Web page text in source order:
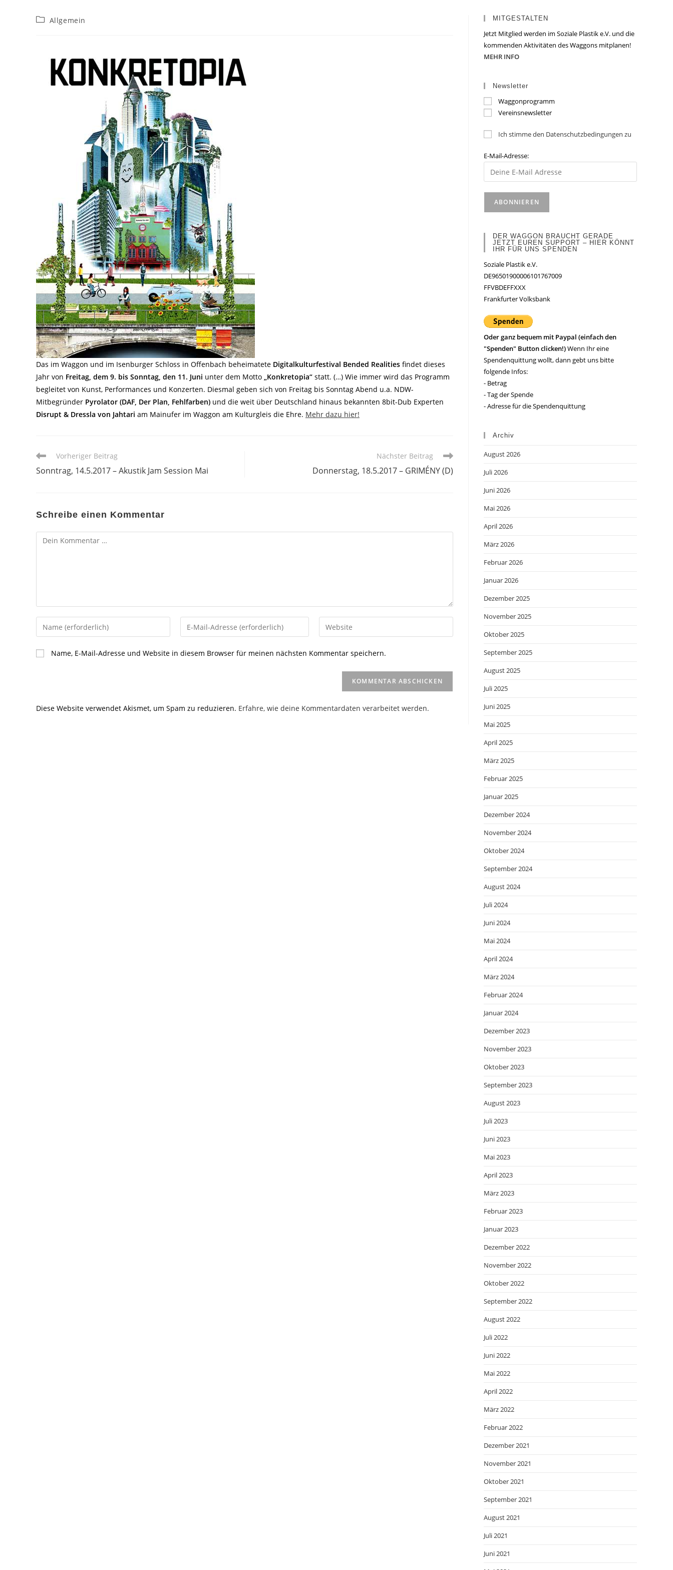
Beitrags-
Allgemein
Das im Waggon und im Isenburger Schloss in Offenbach beheimatete Digitalkulturfestival Bended Realities findet dieses
Jahr von Freitag, dem 9. bis Sonntag, den 11. Juni unter dem Motto „Konkretopia“ statt. (…) Wie immer wird das Programm
begleitet von Kunst, Performances und Konzerten. Diesmal geben sich von Freitag bis Sonntag Abend u.a. NDW-
Mitbegründer Pyrolator (DAF, Der Plan, Fehlfarben) und die weit über Deutschland hinaus bekannten 8bit-Dub Experten
Disrupt & Dressla von Jahtari am Mainufer im Waggon am Kulturgleis die Ehre. Mehr dazu hier!
Weitere
ansehen
Vorheriger Beitrag
Sonntrag, 14.5.2017 – Akustik Jam Session Mai
Nächster Beitrag
Donnerstag, 18.5.2017 – GRIMÉNY (D)
Schreibe einen Kommentar
Kommentar
Gib
deinen
Namen
oder
ein
Gib
deine
ein
Gib
deine
Name, E-Mail-Adresse und Website in diesem Browser für meinen nächsten Kommentar speichern.
Diese Website verwendet Akismet, um Spam zu reduzieren. Erfahre, wie deine Kommentardaten verarbeitet werden.
MITGESTALTEN
Jetzt Mitglied werden im Soziale Plastik e.V. und die
kommenden Aktivitäten des Waggons mitplanen!
MEHR INFO
Newsletter
Waggonprogramm
Vereinsnewsletter
Ich stimme den Datenschutzbedingungen zu
E-Mail-Adresse:
DER WAGGON BRAUCHT GERADE
JETZT EUREN SUPPORT – HIER KÖNNT
IHR FÜR UNS SPENDEN
Soziale Plastik e.V.
DE96501900006101767009
FFVBDEFFXXX
Frankfurter Volksbank
Oder ganz bequem mit Paypal (einfach den
"Spenden" Button clicken!)Wenn Ihr eine
Spendenquittung wollt, dann gebt uns bitte
folgende Infos:
- Betrag
- Tag der Spende
- Adresse für die Spendenquittung
Archiv
August 2026
Juli 2026
Juni 2026
Mai 2026
April 2026
März 2026
Februar 2026
Januar 2026
Dezember 2025
November 2025
Oktober 2025
September 2025
August 2025
Juli 2025
Juni 2025
Mai 2025
April 2025
März 2025
Februar 2025
Januar 2025
Dezember 2024
November 2024
Oktober 2024
September 2024
August 2024
Juli 2024
Juni 2024
Mai 2024
April 2024
März 2024
Februar 2024
Januar 2024
Dezember 2023
November 2023
Oktober 2023
September 2023
August 2023
Juli 2023
Juni 2023
Mai 2023
April 2023
März 2023
Februar 2023
Januar 2023
Dezember 2022
November 2022
Oktober 2022
September 2022
August 2022
Juli 2022
Juni 2022
Mai 2022
April 2022
März 2022
Februar 2022
Dezember 2021
November 2021
Oktober 2021
September 2021
August 2021
Juli 2021
Juni 2021